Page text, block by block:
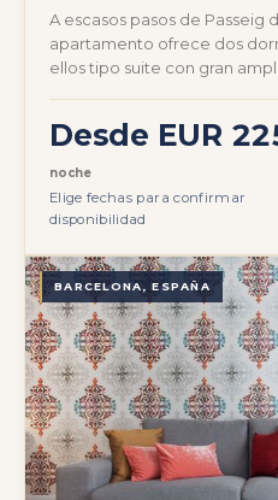
A escasos pasos de Passeig
apartamento ofrece dos
ellos tipo suite con gran
Desde EUR
noche
Elige fechas para confirmar
disponibilidad
BARCELONA, ESPAÑA